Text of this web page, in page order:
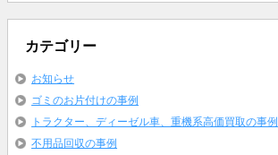
カテゴリー
お知らせ
ゴミのお片付けの事例
トラクター、ディーゼル車、重機系高価買取の事例
不用品回収の事例